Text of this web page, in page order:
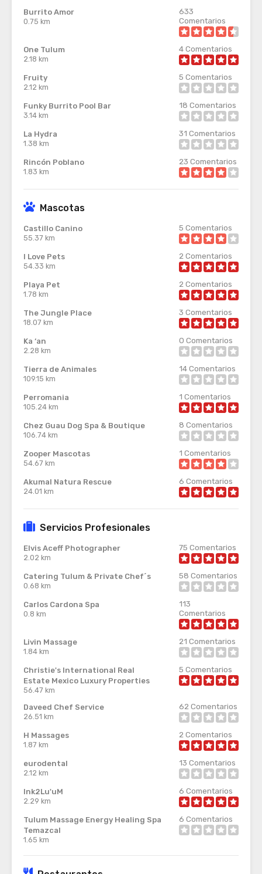
Burrito Amor
0.75 km
633
Comentarios
One Tulum
2.18 km
4Comentarios
Fruity
2.12 km
5 Comentarios
Funky Burrito Pool Bar
3.14 km
18 Comentarios
La Hydra
1.38 km
31 Comentarios
Rincón Poblano
1.83 km
23 Comentarios
Mascotas
Castillo Canino
55.37 km
5 Comentarios
I Love Pets
54.33 km
2 Comentarios
Playa Pet
1.78 km
2 Comentarios
The Jungle Place
18.07 km
3 Comentarios
Ka ‘an
2.28 km
0 Comentarios
Tierra de Animales
109.15 km
14Comentarios
Perromania
105.24 km
1 Comentarios
Chez Guau Dog Spa & Boutique
106.74 km
8 Comentarios
Zooper Mascotas
54.67 km
1 Comentarios
Akumal Natura Rescue
24.01 km
6 Comentarios
Servicios Profesionales
Elvis Aceff Photographer
2.02 km
75 Comentarios
Catering Tulum & Private Chef´s
0.68 km
58 Comentarios
Carlos Cardona Spa
0.8 km
113
Comentarios
Livin Massage
1.84 km
21 Comentarios
Christie's International Real
Estate Mexico Luxury Properties
56.47 km
5 Comentarios
Daveed Chef Service
26.51 km
62 Comentarios
H Massages
1.87 km
2 Comentarios
eurodental
2.12 km
13 Comentarios
Ink2Lu'uM
2.29 km
6 Comentarios
Tulum Massage Energy Healing Spa
Temazcal
1.65 km
6 Comentarios